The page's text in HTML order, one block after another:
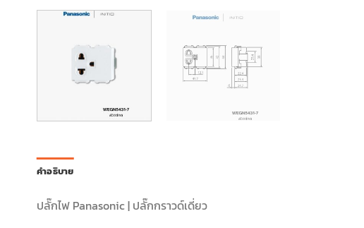
คำอธิบาย
ปลั๊กไฟ Panasonic | ปลั๊กกราวด์เดี่ยว